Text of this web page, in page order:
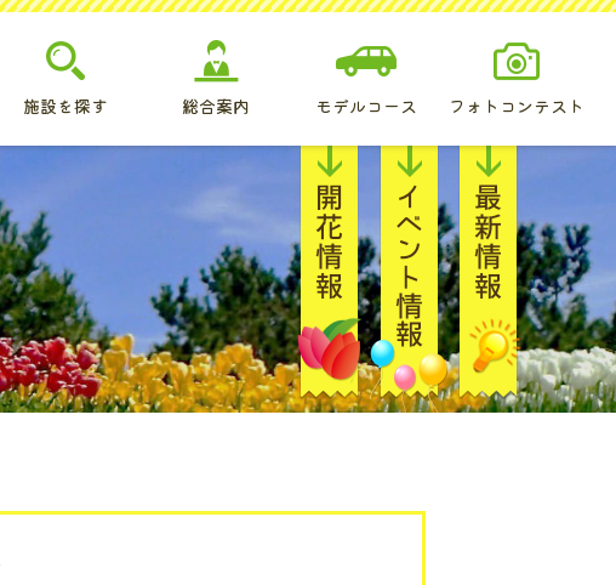
施設を探す 総合案内 モデルコース フォトコンテスト